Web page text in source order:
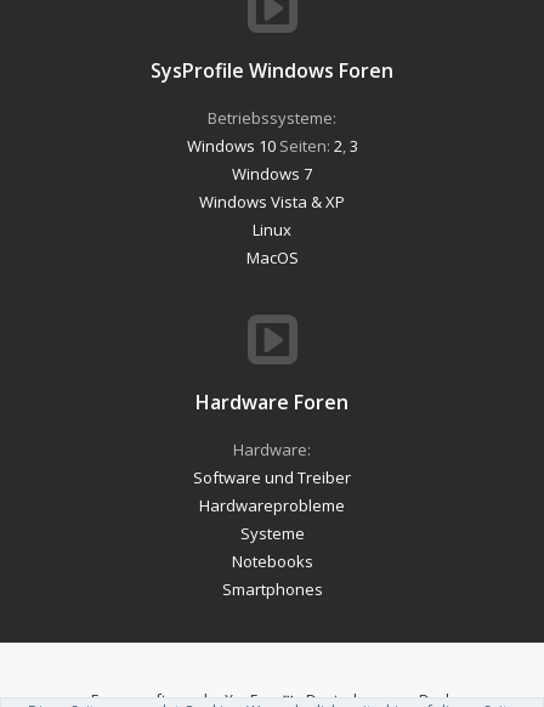
SysProfile Windows Foren
Betriebssysteme:
Windows 10Seiten: 2 3
Windows 7
Windows Vista & XP
Linux
MacOS
Hardware Foren
Hardware:
Software und Treiber
Hardwareprobleme
Systeme
Notebooks
Smartphones
Forum software by XenForo™-Deutsch von xenDach